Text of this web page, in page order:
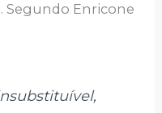
Segundo Enricone